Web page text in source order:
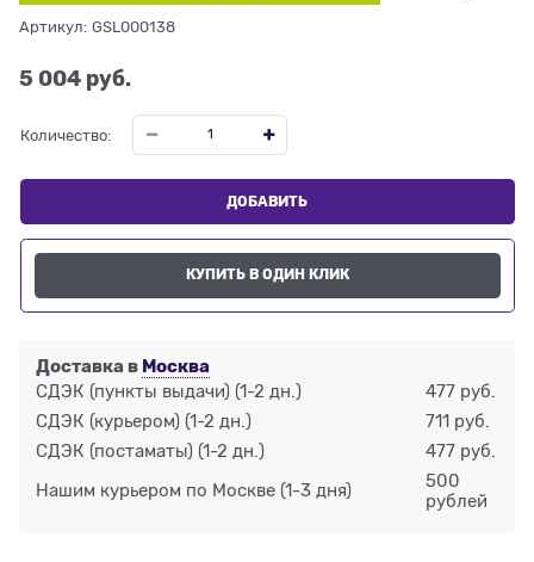
Артикул: GSL000138
5 004 руб.
Количество:
ДОБАВИТЬ
КУПИТЬ В ОДИН КЛИК
Доставка в Москва
СДЭК (пункты выдачи) (1-2 дн.)
477 руб.
СДЭК (курьером) (1-2 дн.)
711 руб.
СДЭК (постаматы) (1-2 дн.) 477 руб.
Нашим курьером по Москве (1-3 дня)
500
рублей